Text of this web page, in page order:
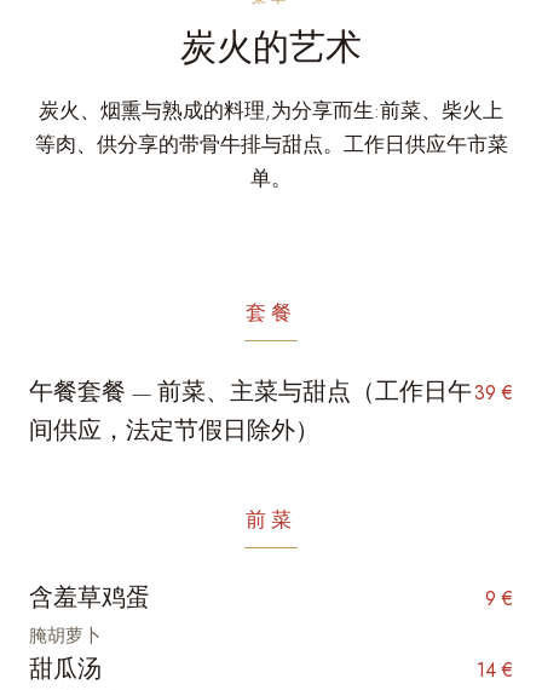
炭火的艺术
炭火、烟熏与熟成的料理,为分享而生:前菜、柴火上
等肉、供分享的带骨牛排与甜点。工作日供应午市菜
单。
套餐
午餐套餐 — 前菜、主菜与甜点（工作日午
间供应，法定节假日除外）
39 €
前菜
含羞草鸡蛋 9 €
腌胡萝卜
甜瓜汤 14 €